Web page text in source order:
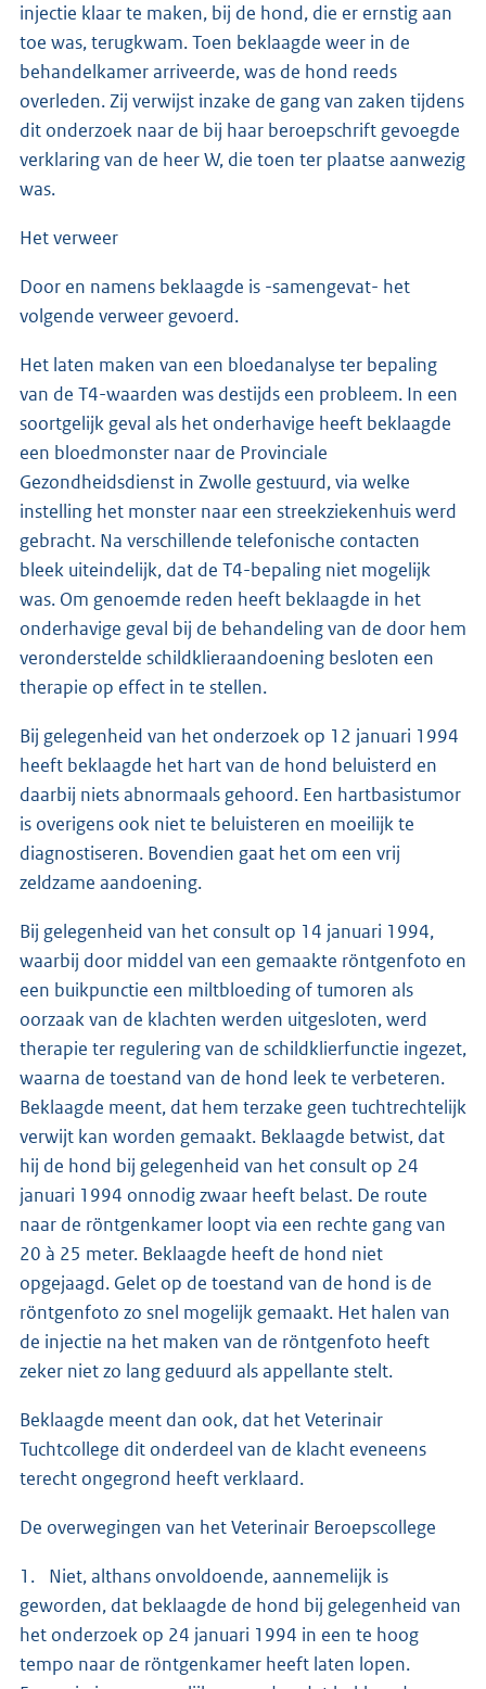
injectie klaar te maken, bij de hond, die er ernstig aan
toe was, terugkwam. Toen beklaagde weer in de
behandelkamer arriveerde, was de hond reeds
overleden. Zij verwijst inzake de gang van zaken tijdens
dit onderzoek naar de bij haar beroepschrift gevoegde
verklaring van de heer W, die toen ter plaatse aanwezig
was.
Het verweer
Door en namens beklaagde is -samengevat- het
volgende verweer gevoerd.
Het laten maken van een bloedanalyse ter bepaling
van de T4-waarden was destijds een probleem. In een
soortgelijk geval als het onderhavige heeft beklaagde
een bloedmonster naar de Provinciale
Gezondheidsdienst in Zwolle gestuurd, via welke
instelling het monster naar een streekziekenhuis werd
gebracht. Na verschillende telefonische contacten
bleek uiteindelijk, dat de T4-bepaling niet mogelijk
was. Om genoemde reden heeft beklaagde in het
onderhavige geval bij de behandeling van de door hem
veronderstelde schildklieraandoening besloten een
therapie op effect in te stellen.
Bij gelegenheid van het onderzoek op 12 januari 1994
heeft beklaagde het hart van de hond beluisterd en
daarbij niets abnormaals gehoord. Een hartbasistumor
is overigens ook niet te beluisteren en moeilijk te
diagnostiseren. Bovendien gaat het om een vrij
zeldzame aandoening.
Bij gelegenheid van het consult op 14 januari 1994,
waarbij door middel van een gemaakte röntgenfoto en
een buikpunctie een miltbloeding of tumoren als
oorzaak van de klachten werden uitgesloten, werd
therapie ter regulering van de schildklierfunctie ingezet,
waarna de toestand van de hond leek te verbeteren.
Beklaagde meent, dat hem terzake geen tuchtrechtelijk
verwijt kan worden gemaakt. Beklaagde betwist, dat
hij de hond bij gelegenheid van het consult op 24
januari 1994 onnodig zwaar heeft belast. De route
naar de röntgenkamer loopt via een rechte gang van
20 à 25 meter. Beklaagde heeft de hond niet
opgejaagd. Gelet op de toestand van de hond is de
röntgenfoto zo snel mogelijk gemaakt. Het halen van
de injectie na het maken van de röntgenfoto heeft
zeker niet zo lang geduurd als appellante stelt.
Beklaagde meent dan ook, dat het Veterinair
Tuchtcollege dit onderdeel van de klacht eveneens
terecht ongegrond heeft verklaard.
De overwegingen van het Veterinair Beroepscollege
1. Niet, althans onvoldoende, aannemelijk is
geworden, dat beklaagde de hond bij gelegenheid van
het onderzoek op 24 januari 1994 in een te hoog
tempo naar de röntgenkamer heeft laten lopen.